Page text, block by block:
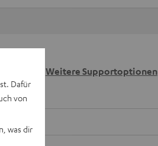
Weitere Supportoptionen
Dafür
von
was dir